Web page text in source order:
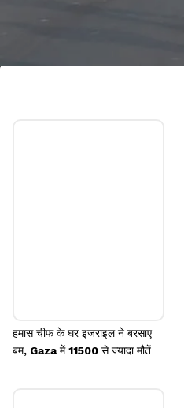
हमास चीफ के घर इजराइल ने बरसाए
बम, Gaza में 11500 से ज्यादा मौतें